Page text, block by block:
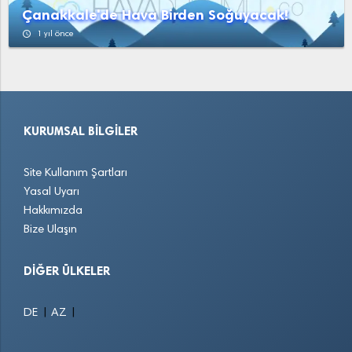
Çanakkale'de Hava Birden Soğuyacak!
access_time 1 yıl önce
KURUMSAL BILGILER
Site Kullanım Şartları
Yasal Uyarı
Hakkımızda
Bize Ulaşın
DIĞER ÜLKELER
DE AZ